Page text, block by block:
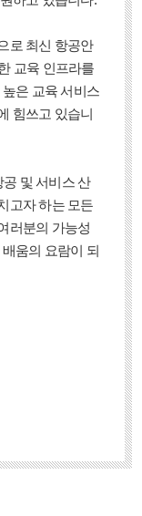
로 최신 항공안
교육 인프라를
은 교육 서비스
힘쓰고 있습니
및 서비스 산
고자 하는 모든
러분의 가능성
움의 요람이 되